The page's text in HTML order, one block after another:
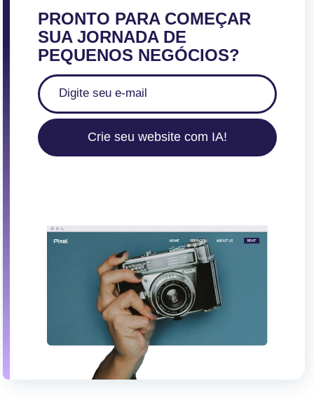
PRONTO PARA COMEÇAR
SUA JORNADA DE
PEQUENOS NEGÓCIOS?
Crie seu website com IA!